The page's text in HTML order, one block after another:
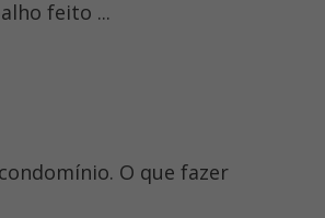
feito ...
O que fazer